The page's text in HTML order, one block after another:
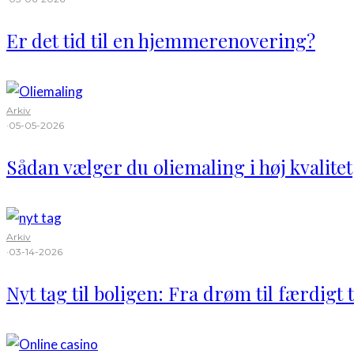
Er det tid til en hjemmerenovering?
Arkiv
·05-05-2026
Sådan vælger du oliemaling i høj kvalitet
Arkiv
·03-14-2026
Nyt tag til boligen: Fra drøm til færdigt